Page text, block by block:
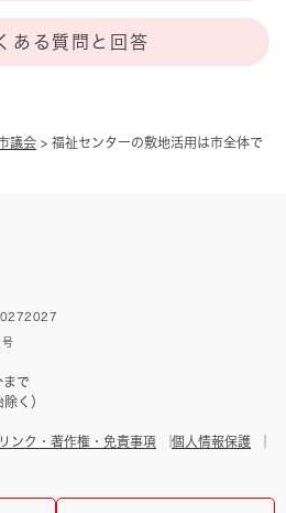
議会 > 福祉センターの敷地活用は市全体で
ある質問と回答
号
で
く）
リンク・著作権・免責事項
個人情報保護